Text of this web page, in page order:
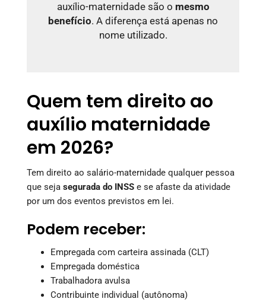
auxílio-maternidade são o mesmo
benefício. A diferença está apenas no
nome utilizado.
Quem tem direito ao
auxílio maternidade
em 2026?
Tem direito ao salário-maternidade qualquer pessoa
que seja segurada do INSS e se afaste da atividade
por um dos eventos previstos em lei.
Podem receber:
Empregada com carteira assinada (CLT)
Empregada doméstica
Trabalhadora avulsa
Contribuinte individual (autônoma)